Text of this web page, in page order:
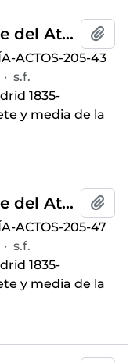
Invitación del presidente del Ateneo de Madrid para a la conferencia "La evolución según el vitalismo bergsoniano" ofrecida por Oswaldo Marquet dentro del ciclo
ACTOS-205-43
· s.f.
1835-
y media de la
Invitación del presidente del Ateneo de Madrid para la conferencia "Bergson y el pensamiento sindicalista de Sorel" ofrecida por Vicente Marrero dentro del ciclo
ACTOS-205-47
· s.f.
1835-
y media de la